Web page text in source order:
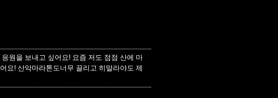
원을 보내고 싶어요! 요즘 저도 점점 산에 마
요! 산악마라톤도너무 끌리고 히말라야도 제